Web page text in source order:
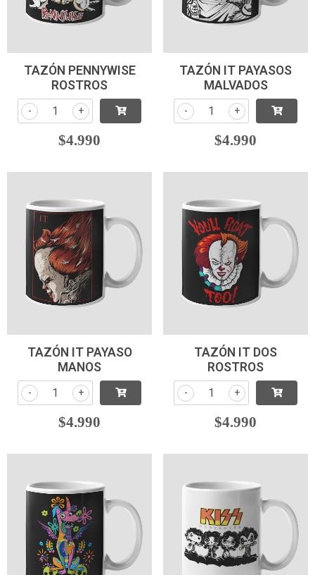
TAZÓN PENNYWISE
ROSTROS
+
-
$4.990
TAZÓN IT PAYASOS
MALVADOS
+
-
$4.990
TAZÓN IT PAYASO
MANOS
+
-
$4.990
TAZÓN IT DOS
ROSTROS
+
-
$4.990